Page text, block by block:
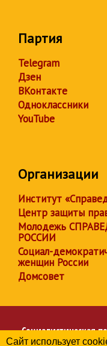
Партия
Telegram
Дзен
ВКонтакте
Одноклассники
YouTube
Организации
Институт
Центр защиты
Молодежь
РОССИИ
Социал-
женщин России
Домсовет
Социалистическая
Сайт использует